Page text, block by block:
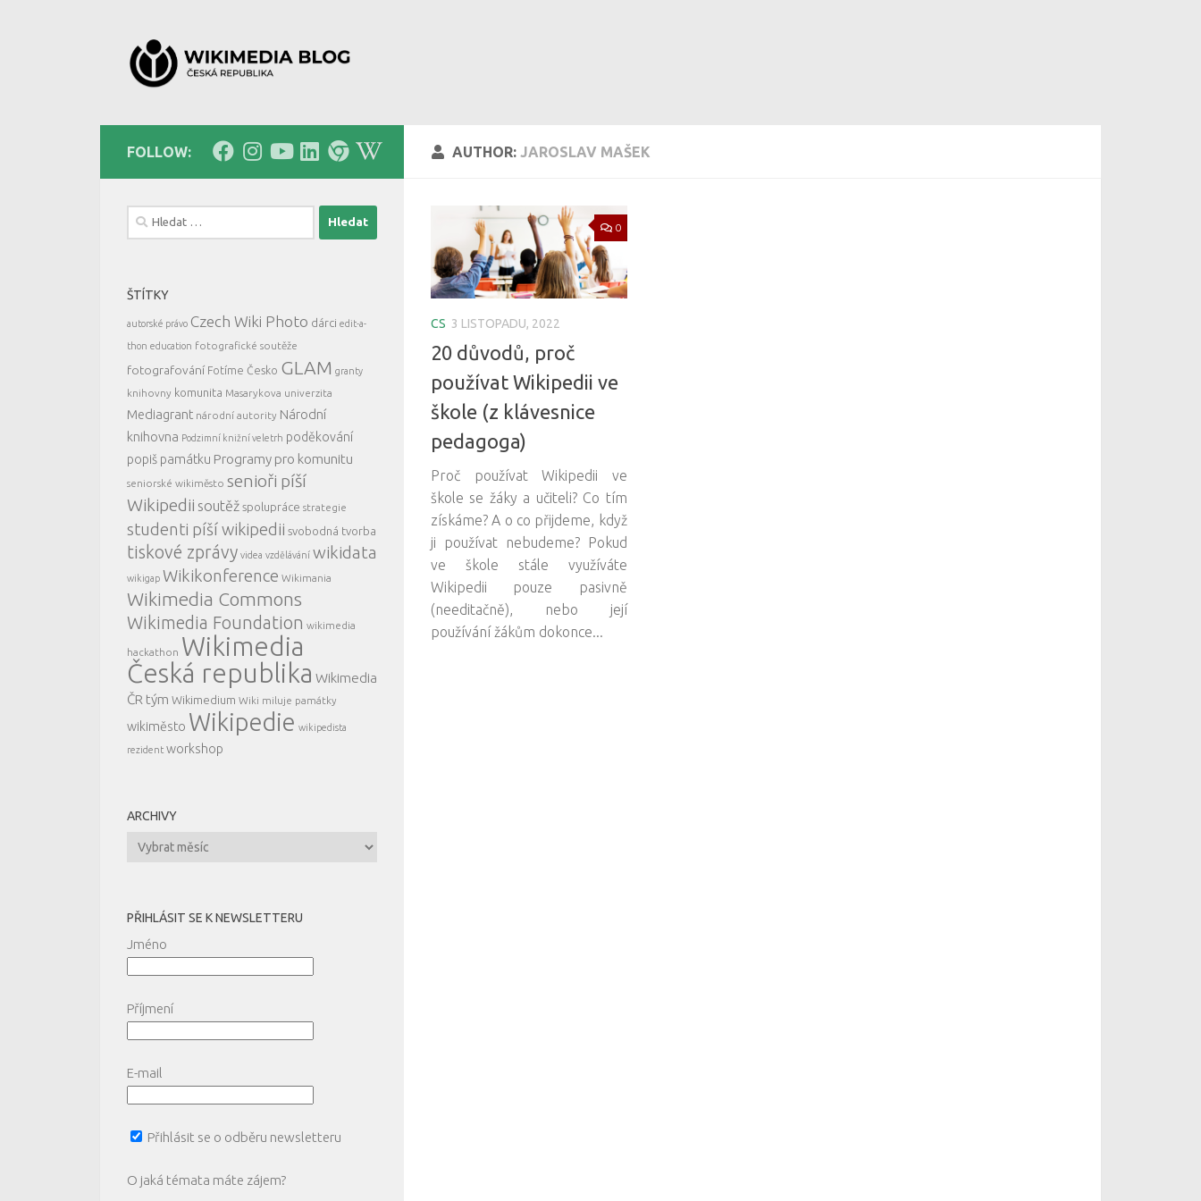
AUTHOR: JAROSLAV MAŠEK
0
CS 3 LISTOPADU, 2022
20 důvodů, proč
používat Wikipedii ve
škole (z klávesnice
pedagoga)
Proč používat Wikipedii ve
škole se žáky a učiteli? Co tím
získáme? A o co přijdeme, když
ji používat nebudeme? Pokud
ve škole stále využíváte
Wikipedii pouze pasivně
(needitačně), nebo její
používání žákům dokonce...
FOLLOW:
Vyhledávání
ŠTÍTKY
autorské právo Czech Wiki Photo dárci edit-a-
thon education fotografické soutěže
fotografování Fotíme Česko GLAM granty
knihovny komunita Masarykova univerzita
Mediagrant národní autority Národní
knihovna Podzimní knižní veletrh poděkování
popiš památku Programy pro komunitu
seniorské wikiměsto senioři píší
Wikipedii soutěž spolupráce strategie
studenti píší wikipedii svobodná tvorba
tiskové zprávy videa vzdělávání wikidata
wikigap Wikikonference Wikimania
Wikimedia Commons
Wikimedia Foundation wikimedia
hackathon Wikimedia
Česká republika Wikimedia
ČR tým Wikimedium Wiki miluje památky
wikiměsto Wikipedie wikipedista
rezident workshop
ARCHIVY
Archivy
PŘIHLÁSIT SE K NEWSLETTERU
Jméno
Příjmení
E-mail
Přihlásit se o odběru newsletteru
O jaká témata máte zájem?